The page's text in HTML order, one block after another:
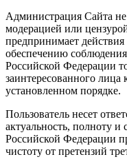
Администрация Сайта не
модерацией или
предпринимает
обеспечению соблюдения
Российской Федерации
заинтересованного
установленном порядке.
Пользователь несет
актуальность, полноту и
Российской Федерации
чистоту от претензий